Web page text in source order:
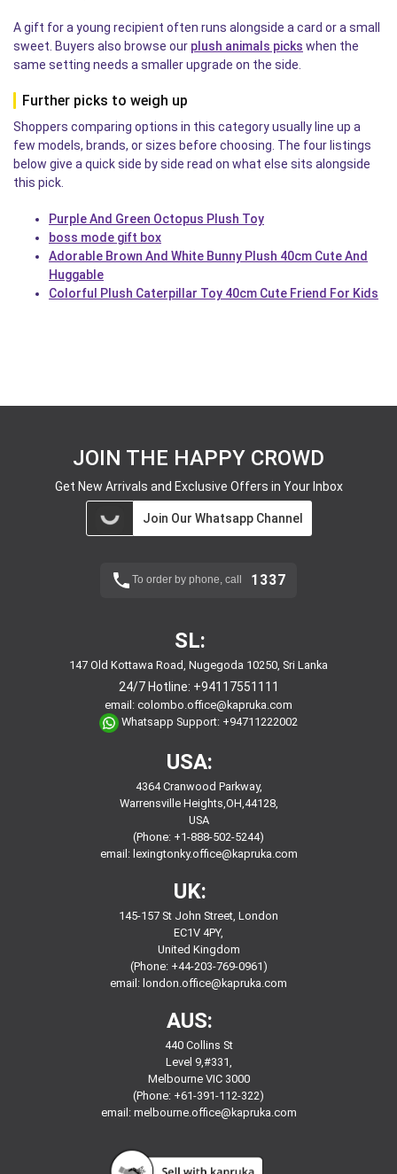
A gift for a young recipient often runs alongside a card or a small
sweet. Buyers also browse our plush animals picks when the
same setting needs a smaller upgrade on the side.
Further picks to weigh up
Shoppers comparing options in this category usually line up a
few models, brands, or sizes before choosing. The four listings
below give a quick side by side read on what else sits alongside
this pick.
Purple And Green Octopus Plush Toy
boss mode gift box
Adorable Brown And White Bunny Plush 40cm Cute And
Huggable
Colorful Plush Caterpillar Toy 40cm Cute Friend For Kids
JOIN THE HAPPY CROWD
Get New Arrivals and Exclusive Offers in Your Inbox
Join Our Whatsapp Channel
To order by phone, call 1337
SL:
147 Old Kottawa Road, Nugegoda 10250, Sri Lanka
24/7 Hotline: +94117551111
email: colombo.office@kapruka.com
Whatsapp Support: +94711222002
USA:
4364 Cranwood Parkway,
Warrensville Heights,OH,44128,
USA
(Phone: +1-888-502-5244)
email: lexingtonky.office@kapruka.com
UK:
145-157 St John Street, London
EC1V 4PY,
United Kingdom
(Phone: +44-203-769-0961)
email: london.office@kapruka.com
AUS:
440 Collins St
Level 9,#331,
Melbourne VIC 3000
(Phone: +61-391-112-322)
email: melbourne.office@kapruka.com